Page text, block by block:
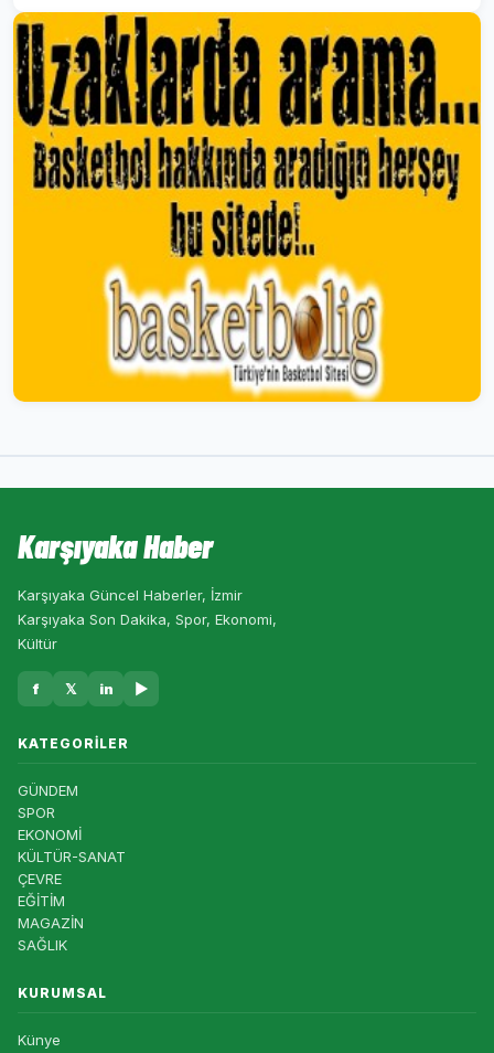
Karşıyaka Haber
Karşıyaka Güncel Haberler, İzmir
Karşıyaka Son Dakika, Spor, Ekonomi,
Kültür
f 𝕏 in ▶
KATEGORILER
GÜNDEM
SPOR
EKONOMİ
KÜLTÜR-SANAT
ÇEVRE
EĞİTİM
MAGAZİN
SAĞLIK
KURUMSAL
Künye